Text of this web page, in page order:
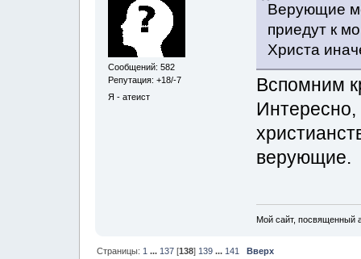
Сообщений: 582
Репутация: +18/-7
Я - атеист
Верующие
приедут к
Христа
Вспомним
Интересно,
верующие.
Мой сайт, посвященный
Страницы: 1 ... 137 [138] 139 ... 141 Вверх